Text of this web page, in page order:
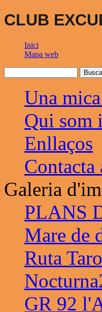
CLUB
Inici
Mapa web
Una
Qui som
Enllaços
Contacta
Galeria
PLANS
Mare de
Ruta
GR 92